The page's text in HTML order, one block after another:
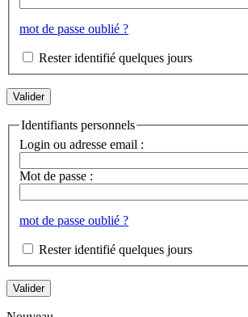
mot de passe oublié ?
Rester identifié quelques jours
Identifiants personnels
Login ou adresse email :
Mot de passe :
mot de passe oublié ?
Rester identifié quelques jours